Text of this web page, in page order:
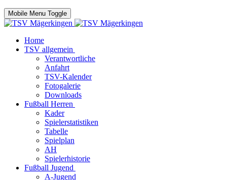
Mobile Menu Toggle
Home
TSV allgemein
Verantwortliche
Anfahrt
TSV-Kalender
Fotogalerie
Downloads
Fußball Herren
Kader
Spielerstatistiken
Tabelle
Spielplan
AH
Spielerhistorie
Fußball Jugend
A-Jugend